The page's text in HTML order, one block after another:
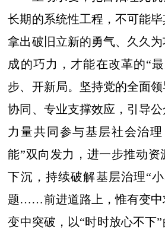
长期的系统性工程，不可能
拿出破旧立新的勇气、久久
成的巧力，才能在改革的“
步、开新局。坚持党的全面
协同、专业支撑效应，引导
力量共同参与基层社会治
能”双向发力，进一步推动
下沉，持续破解基层治理“
题……前进道路上，惟有变中
变中突破，以“时时放心不下